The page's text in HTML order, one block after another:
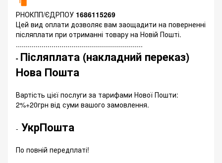
РНОКПП/ЄДРПОУ 1686115269
Цей вид оплати дозволяє вам заощадити на поверненні
післяплати при отриманні товару на Новій Пошті.
................................................................
- Післяплата (накладний переказ)
Нова Пошта
Вартість цієї послуги за тарифами Нової Пошти:
2%+20грн від суми вашого замовлення.
- УкрПошта
По повній передплаті!